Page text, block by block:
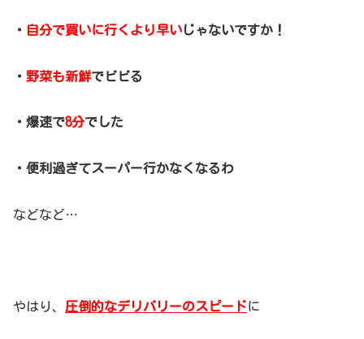
・ 自分で買いに行くより早いじゃないですか！
・ 野菜も新鮮でビビる
・爆速で8分でした
・便利過ぎてスーパー行かなくなるわ
などなど…
やはり、 圧倒的なデリバリーのスピードに